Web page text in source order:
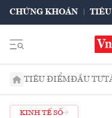
CHỨNG KHOÁN TIÊU
TIÊU ĐIỂMĐẦU TƯ
KINH TẾ SỐ